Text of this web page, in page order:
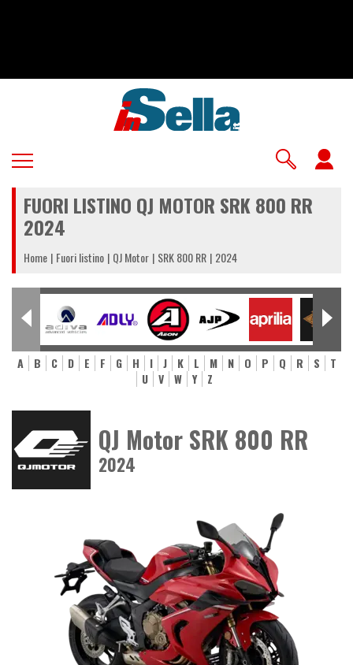
FUORI LISTINO QJ MOTOR SRK 800 RR
2024
Home Fuori listino QJ Motor SRK 800 RR 2024
A B C D E F G H I J K L M N O P Q R S
T
U
V W Y Z
QJ Motor SRK 800 RR
2024